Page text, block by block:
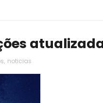
, noticias